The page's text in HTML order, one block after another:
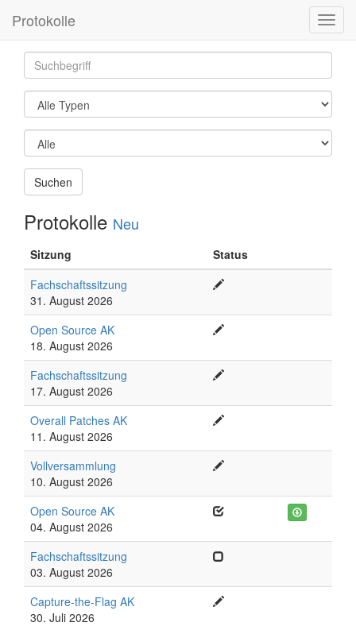
Protokolle
Suchen
Protokolle Neu
Sitzung
Status
Fachschaftssitzung
31. August 2026
Open Source AK
18. August 2026
Fachschaftssitzung
17. August 2026
Overall Patches AK
11. August 2026
Vollversammlung
10. August 2026
Open Source AK
04. August 2026
Fachschaftssitzung
03. August 2026
Capture-the-Flag AK
30. Juli 2026